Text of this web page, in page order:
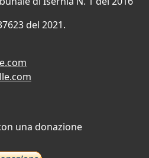
del 2021.
una donazione